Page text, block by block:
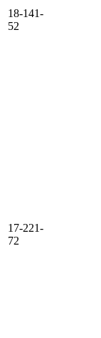
18-141-
52
17-221-
72